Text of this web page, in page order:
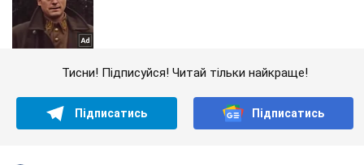
Тисни! Підписуйся! Читай тільки найкраще!
Підписатись Підписатись